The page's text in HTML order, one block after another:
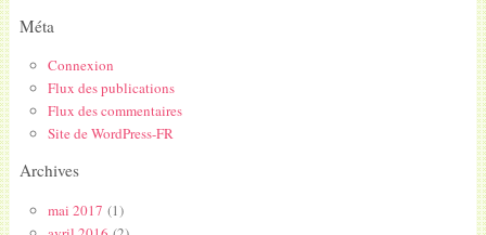
Méta
Connexion
Flux des publications
Flux des commentaires
Site de WordPress-FR
Archives
mai 2017 (1)